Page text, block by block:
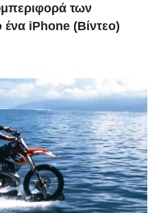
των
iPhone (Βίντεο)